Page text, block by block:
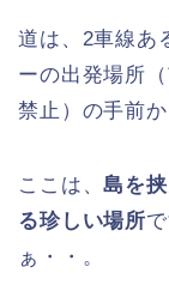
道は、2車線あ
ーの出発場所
禁止）の手前か
ここは、島を
る珍しい場所
ぁ・・。